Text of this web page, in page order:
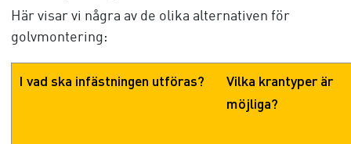
Här visar vi några av de olika alternativen för
golvmontering:
I vad ska infästningen utföras?
Vilka krantyper är
möjliga?